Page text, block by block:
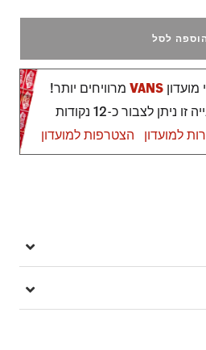
הוספה לסל
VANSמרוויחים יותר!
זו ניתן לצבור כ-12 נקודות
למועדון
הצטרפות למועדון